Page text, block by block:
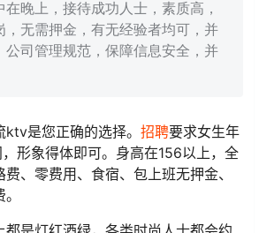
在晚上，接待成功人士，素质高，
，无需押金，有无经验者均可，并
公司管理规范，保障信息安全，并
是您正确的选择。 招聘要求女生年
形象得体即可。身高在156以上，全
、零费用、食宿、包上班无押金、